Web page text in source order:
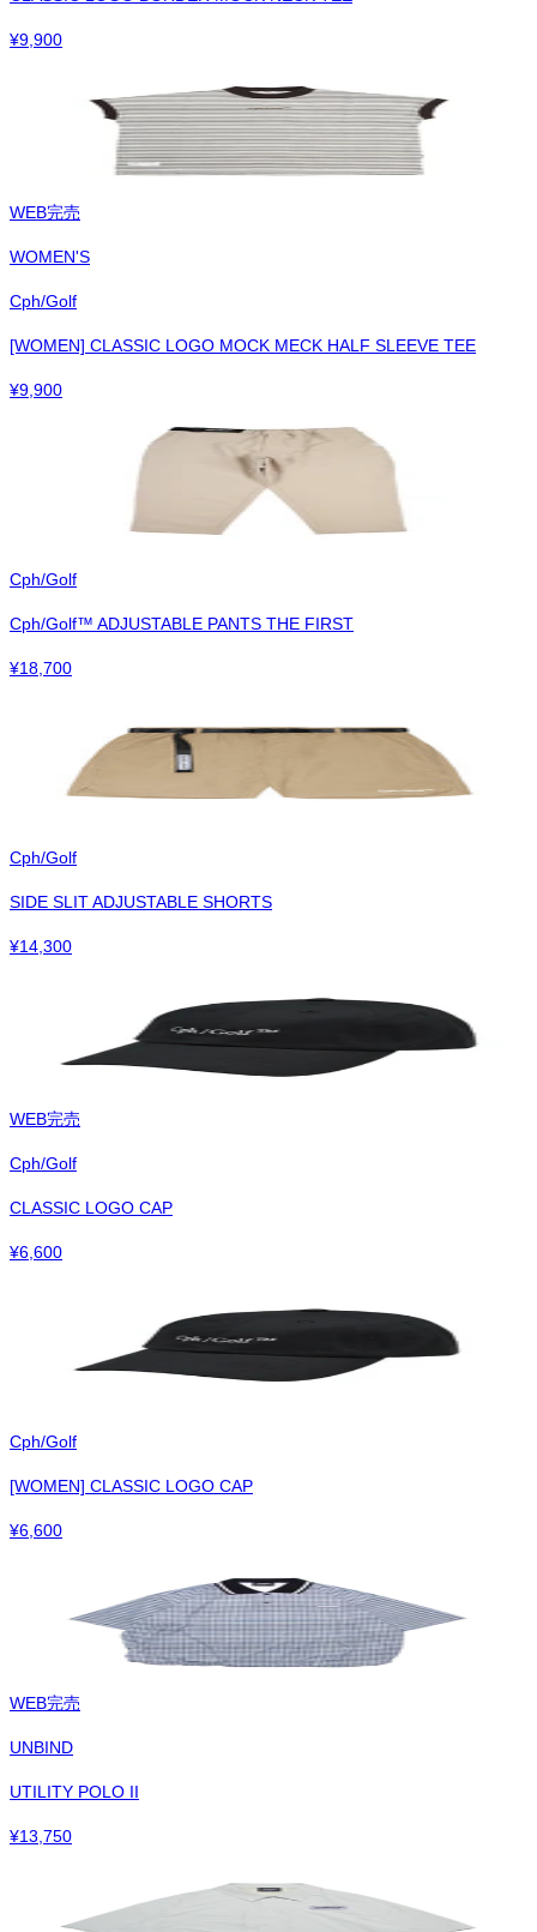
¥9,900
WEB完売
WOMEN'S
Cph/Golf
[WOMEN] CLASSIC LOGO MOCK MECK HALF SLEEVE TEE
¥9,900
Cph/Golf
Cph/Golf™︎ ADJUSTABLE PANTS THE FIRST
¥18,700
Cph/Golf
SIDE SLIT ADJUSTABLE SHORTS
¥14,300
WEB完売
Cph/Golf
CLASSIC LOGO CAP
¥6,600
Cph/Golf
[WOMEN] CLASSIC LOGO CAP
¥6,600
WEB完売
UNBIND
UTILITY POLO II
¥13,750